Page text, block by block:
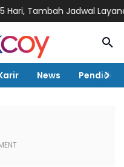
Jadwal Layanan Call
News